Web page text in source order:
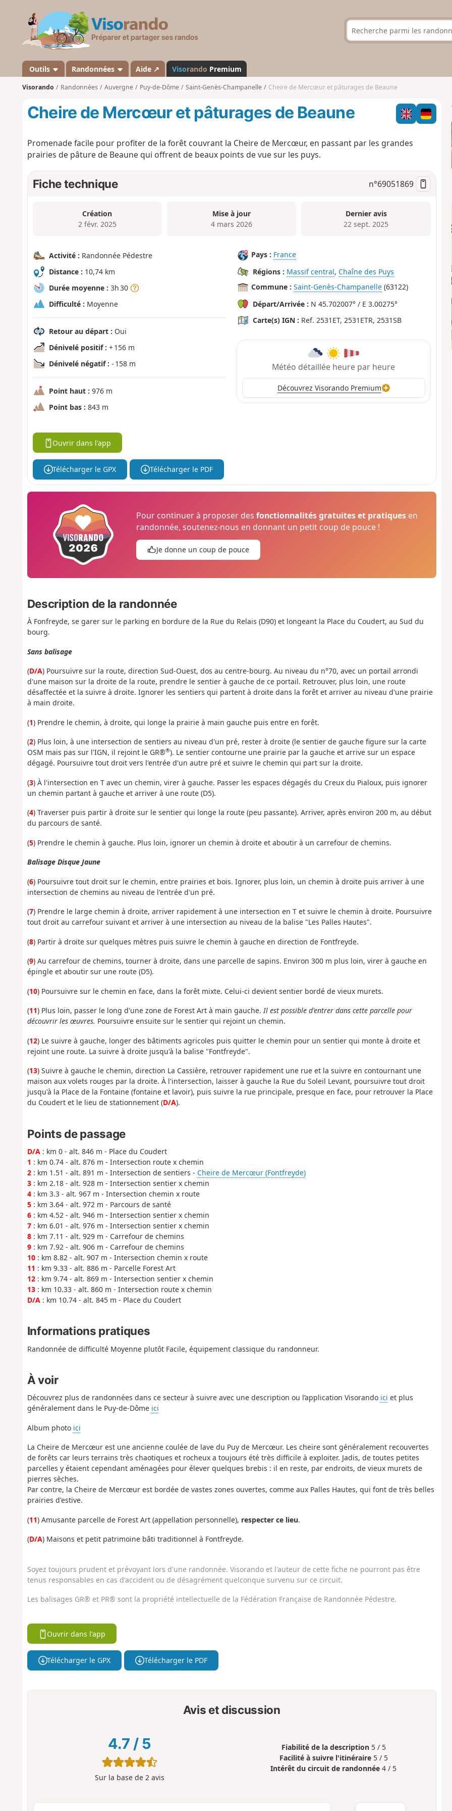
s
a
n
d
Outils Randonnées Aide ↗ Visorando Premium
Visorando Randonnées Auvergne Puy-de-Dôme Saint-Genès-Champanelle Cheire de Mercœur et pâturages de Beaune
Cheire de Mercœur et pâturages de Beaune
Promenade facile pour profiter de la forêt couvrant la Cheire de Mercœur, en passant par les grandes
prairies de pâture de Beaune qui offrent de beaux points de vue sur les puys.
Fiche technique n°69051869
Création
2 févr. 2025
Mise à jour
4 mars 2026
Dernier avis
22 sept. 2025
Activité : Randonnée Pédestre
Distance : 10,74 km
Durée moyenne : 3h 30
Difficulté : Moyenne
Retour au départ : Oui
Dénivelé positif : + 156 m
Dénivelé négatif : - 158 m
Point haut : 976 m
Point bas : 843 m
Pays : France
Régions : Massif central, Chaîne des Puys
Commune : Saint-Genès-Champanelle (63122)
Départ/Arrivée : N 45.702007° / E 3.00275°
Carte(s) IGN : Ref. 2531ET, 2531ETR, 2531SB
Météo détaillée heure par heure
Découvrez Visorando Premium
Ouvrir dans l'app
Télécharger le GPX Télécharger le PDF
Pour continuer à proposer desfonctionnalités gratuites et pratiques en
randonnée, soutenez-nous en donnant un petit coup de pouce !
Je donne un coup de pouce
Description de la randonnée
À Fonfreyde, se garer sur le parking en bordure de la Rue du Relais (D90) et longeant la Place du Coudert, au Sud du
bourg.
Sans balisage
(D/A) Poursuivre sur la route, direction Sud-Ouest, dos au centre-bourg. Au niveau du n°70, avec un portail arrondi
d'une maison sur la droite de la route, prendre le sentier à gauche de ce portail. Retrouver, plus loin, une route
désaffectée et la suivre à droite. Ignorer les sentiers qui partent à droite dans la forêt et arriver au niveau d'une prairie
à main droite.
(1) Prendre le chemin, à droite, qui longe la prairie à main gauche puis entre en forêt.
(2) Plus loin, à une intersection de sentiers au niveau d'un pré, rester à droite (le sentier de gauche figure sur la carte
OSM mais pas sur l'IGN, il rejoint le GR®®). Le sentier contourne une prairie par la gauche et arrive sur un espace
dégagé. Poursuivre tout droit vers l'entrée d'un autre pré et suivre le chemin qui part sur la droite.
(3) À l'intersection en T avec un chemin, virer à gauche. Passer les espaces dégagés du Creux du Pialoux, puis ignorer
un chemin partant à gauche et arriver à une route (D5).
(4) Traverser puis partir à droite sur le sentier qui longe la route (peu passante). Arriver, après environ 200 m, au début
du parcours de santé.
(5) Prendre le chemin à gauche. Plus loin, ignorer un chemin à droite et aboutir à un carrefour de chemins.
Balisage Disque Jaune
(6) Poursuivre tout droit sur le chemin, entre prairies et bois. Ignorer, plus loin, un chemin à droite puis arriver à une
intersection de chemins au niveau de l'entrée d'un pré.
(7) Prendre le large chemin à droite, arriver rapidement à une intersection en T et suivre le chemin à droite. Poursuivre
tout droit au carrefour suivant et arriver à une intersection au niveau de la balise "Les Palles Hautes".
(8) Partir à droite sur quelques mètres puis suivre le chemin à gauche en direction de Fontfreyde.
(9) Au carrefour de chemins, tourner à droite, dans une parcelle de sapins. Environ 300 m plus loin, virer à gauche en
épingle et aboutir sur une route (D5).
(10) Poursuivre sur le chemin en face, dans la forêt mixte. Celui-ci devient sentier bordé de vieux murets.
(11) Plus loin, passer le long d'une zone de Forest Art à main gauche.Il est possible d'entrer dans cette parcelle pour
découvrir les œuvres. Poursuivre ensuite sur le sentier qui rejoint un chemin.
(12) Le suivre à gauche, longer des bâtiments agricoles puis quitter le chemin pour un sentier qui monte à droite et
rejoint une route. La suivre à droite jusqu'à la balise "Fontfreyde".
(13) Suivre à gauche le chemin, direction La Cassière, retrouver rapidement une rue et la suivre en contournant une
maison aux volets rouges par la droite. À l'intersection, laisser à gauche la Rue du Soleil Levant, poursuivre tout droit
jusqu'à la Place de la Fontaine (fontaine et lavoir), puis suivre la rue principale, presque en face, pour retrouver la Place
du Coudert et le lieu de stationnement (D/A).
Points de passage
D/A: km 0 - alt. 846 m - Place du Coudert
1 : km 0.74 - alt. 876 m - Intersection route x chemin
2: km 1.51 - alt. 891 m - Intersection de sentiers - Cheire de Mercœur (Fontfreyde)
3: km 2.18 - alt. 928 m - Intersection sentier x chemin
4: km 3.3 - alt. 967 m - Intersection chemin x route
5: km 3.64 - alt. 972 m - Parcours de santé
6: km 4.52 - alt. 946 m - Intersection sentier x chemin
7: km 6.01 - alt. 976 m - Intersection sentier x chemin
8: km 7.11 - alt. 929 m - Carrefour de chemins
9: km 7.92 - alt. 906 m - Carrefour de chemins
10: km 8.82 - alt. 907 m - Intersection chemin x route
11 : km 9.33 - alt. 886 m - Parcelle Forest Art
12: km 9.74 - alt. 869 m - Intersection sentier x chemin
13: km 10.33 - alt. 860 m - Intersection route x chemin
D/A: km 10.74 - alt. 845 m - Place du Coudert
Informations pratiques
Randonnée de difficulté Moyenne plutôt Facile, équipement classique du randonneur.
À voir
Découvrez plus de randonnées dans ce secteur à suivre avec une description ou l’application Visorando ici et plus
généralement dans le Puy-de-Dôme ici
Album photo ici
La Cheire de Mercœur est une ancienne coulée de lave du Puy de Mercœur. Les cheire sont généralement recouvertes
de forêts car leurs terrains très chaotiques et rocheux a toujours été très difficile à exploiter. Jadis, de toutes petites
parcelles y étaient cependant aménagées pour élever quelques brebis : il en reste, par endroits, de vieux murets de
pierres sèches.
Par contre, la Cheire de Mercœur est bordée de vastes zones ouvertes, comme aux Palles Hautes, qui font de très belles
prairies d'estive.
(11) Amusante parcelle de Forest Art (appellation personnelle), respecter ce lieu.
(D/A) Maisons et petit patrimoine bâti traditionnel à Fontfreyde.
Soyez toujours prudent et prévoyant lors d'une randonnée. Visorando et l'auteur de cette fiche ne pourront pas être
tenus responsables en cas d'accident ou de désagrément quelconque survenu sur ce circuit.
Les balisages GR® et PR® sont la propriété intellectuelle de la Fédération Française de Randonnée Pédestre.
Ouvrir dans l'app
Télécharger le GPX Télécharger le PDF
Avis et discussion
4.7 / 5
Sur la base de 2avis
Fiabilité de la description 5 / 5
Facilité à suivre l'itinéraire 5 / 5
Intérêt du circuit de randonnée 4 / 5